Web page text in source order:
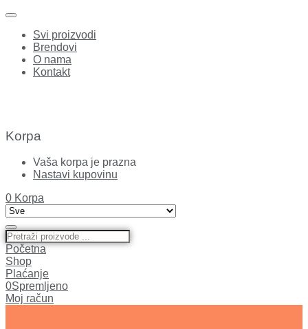
Svi proizvodi
Brendovi
O nama
Kontakt
Korpa
Vaša korpa je prazna
Nastavi kupovinu
0 Korpa
Početna
Shop
Plaćanje
0Spremljeno
Moj račun